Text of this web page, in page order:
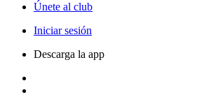
Únete al club
Iniciar sesión
Descarga la app